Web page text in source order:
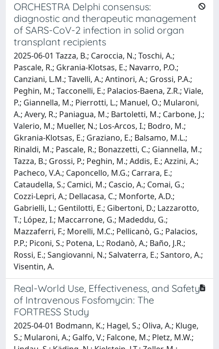
ORCHESTRA Delphi consensus:
diagnostic and therapeutic management
of SARS-CoV-2 infection in solid organ
transplant recipients
2025-06-01 Tazza, B.; Caroccia, N.; Toschi, A.;
Pascale, R.; Gkrania-Klotsas, E.; Navarro, P.O.;
Canziani, L.M.; Tavelli, A.; Antinori, A.; Grossi, P.A.;
Peghin, M.; Tacconelli, E.; Palacios-Baena, Z.R.; Viale,
P.; Giannella, M.; Pierrotti, L.; Manuel, O.; Mularoni,
A.; Avery, R.; Paniagua, M.; Bartoletti, M.; Carbone, J.;
Valerio, M.; Mueller, N.; Los-Arcos, I.; Bodro, M.;
Gkrania-Klotsas, E.; Graziano, E.; Balsamo, M.L.;
Rinaldi, M.; Pascale, R.; Bonazzetti, C.; Giannella, M.;
Tazza, B.; Grossi, P.; Peghin, M.; Addis, E.; Azzini, A.;
Pacheco, V.A.; Caponcello, M.G.; Carrara, E.;
Cataudella, S.; Camici, M.; Cascio, A.; Comai, G.;
Cozzi-Lepri, A.; Dellacasa, C.; Monforte, A.D.;
Gabrielli, L.; Gentilotti, E.; Gibertoni, D.; Lazzarotto,
T.; López, I.; Maccarrone, G.; Madeddu, G.;
Mazzaferri, F.; Morelli, M.C.; Pellicanò, G.; Palacios,
P.P.; Piconi, S.; Potena, L.; Rodanò, A.; Baño, J.R.;
Rossi, E.; Sangiovanni, N.; Salvaterra, E.; Santoro, A.;
Visentin, A.
Real-World Use, Effectiveness, and Safety
of Intravenous Fosfomycin: The
FORTRESS Study
2025-04-01 Bodmann, K.; Hagel, S.; Oliva, A.; Kluge,
S.; Mularoni, A.; Galfo, V.; Falcone, M.; Pletz, M.W.;